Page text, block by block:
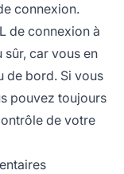
connexion.
de connexion à
car vous en
de bord. Si vous
pouvez toujours
de votre